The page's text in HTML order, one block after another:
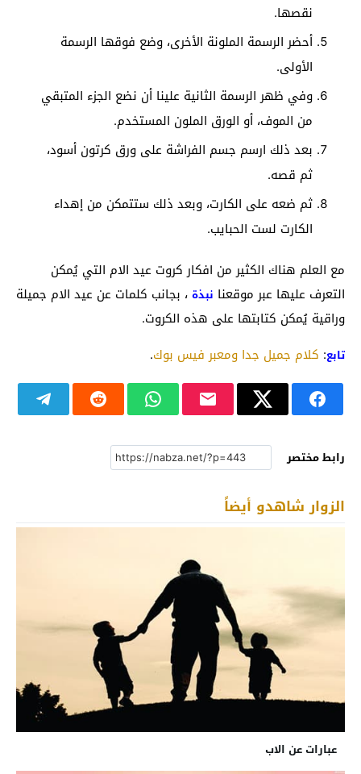
نقصها.
أحضر الرسمة الملونة الأخرى، وضع فوقها الرسمة
الأولى.
وفي ظهر الرسمة الثانية علينا أن نضع الجزء المتبقي
من الموف، أو الورق الملون المستخدم.
بعد ذلك ارسم جسم الفراشة على ورق كرتون أسود،
ثم قصه.
ثم ضعه على الكارت، وبعد ذلك ستتمكن من إهداء
الكارت لست الحبايب.
مع العلم هناك الكثير من افكار كروت عيد الام التي يُمكن
التعرف عليها عبر موقعنا نبذة ، بجانب كلمات عن عيد الام جميلة
وراقية يُمكن كتابتها على هذه الكروت.
تابع: كلام جميل جدا ومعبر فيس بوك.
رابط مختصر
الزوار شاهدو أيضاً
عبارات عن الاب